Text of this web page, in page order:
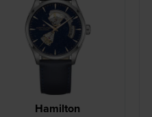
Hamilton